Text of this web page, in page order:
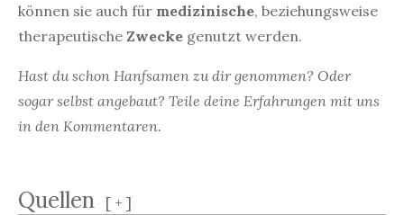
können sie auch für medizinische, beziehungsweise
therapeutische Zwecke genutzt werden.
Hast du schon Hanfsamen zu dir genommen? Oder
sogar selbst angebaut? Teile deine Erfahrungen mit uns
in den Kommentaren.
Quellen [ + ]